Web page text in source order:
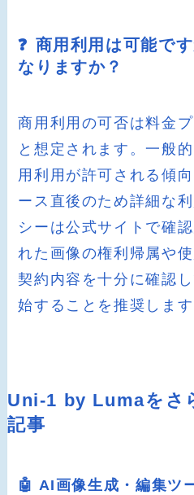
❓ 商用利用は可能で
なりますか？
商用利用の可否は料金
と想定されます。一般
用利用が許可される傾
ース直後のため詳細な
シーは公式サイトで確
れた画像の権利帰属や
契約内容を十分に確認
始することを推奨します
Uni-1 by Lumaをさ
記事
🤖 AI画像生成・編集ツ